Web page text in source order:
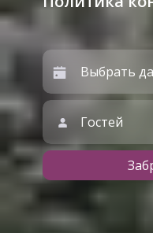
Гостей